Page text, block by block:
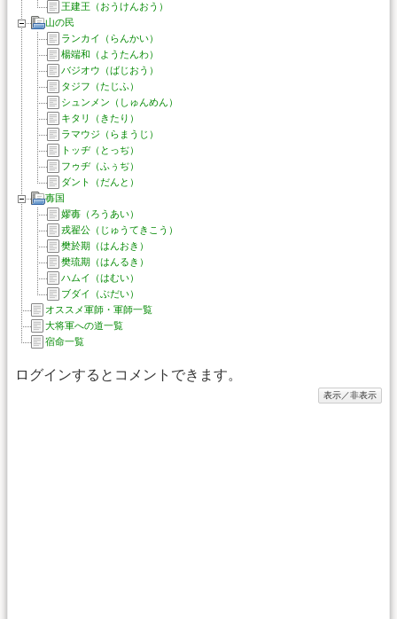
王建王（おうけんおう）
山の民
ランカイ（らんかい）
楊端和（ようたんわ）
バジオウ（ばじおう）
タジフ（たじふ）
シュンメン（しゅんめん）
キタリ（きたり）
ラマウジ（らまうじ）
トッヂ（とっぢ）
フゥヂ（ふぅぢ）
ダント（だんと）
毐国
嫪毐（ろうあい）
戎翟公（じゅうてきこう）
樊於期（はんおき）
樊琉期（はんるき）
ハムイ（はむい）
ブダイ（ぶだい）
オススメ軍師・軍師一覧
大将軍への道一覧
宿命一覧
ログインするとコメントできます。